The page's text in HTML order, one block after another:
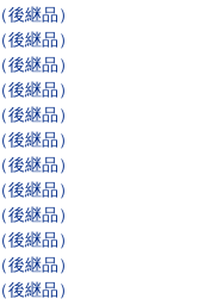
継品）
継品）
継品）
継品）
継品）
継品）
継品）
継品）
継品）
継品）
継品）
継品）